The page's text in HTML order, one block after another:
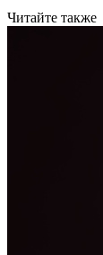
Читайте также